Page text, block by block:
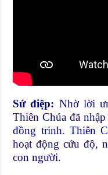
Sứ điệp: Nhờ lời
Thiên Chúa đã
đồng trinh. Thiên
hoạt động cứu độ,
con người.